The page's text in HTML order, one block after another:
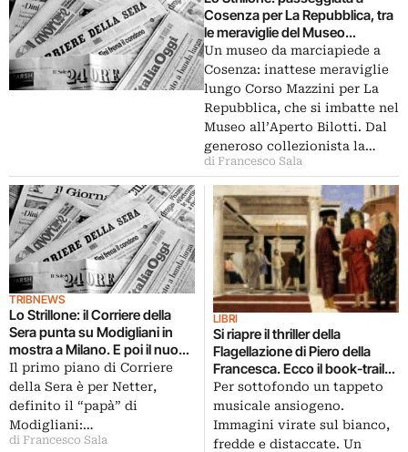
Cosenza per La Repubblica, tra
le meraviglie del Museo
all’Aperto Bilotti. E poi libri
antichi in mostra ma senza
Dell’Utri, Manet al cinema, l’arte
sacra di Manzù…
Un museo da marciapiede a
Cosenza: inattese meraviglie
lungo Corso Mazzini per La
Repubblica, che si imbatte nel
Museo all’Aperto Bilotti. Dal
generoso collezionista la…
di Francesco Sala
TRIBNEWS
Lo Strillone: il Corriere della
Sera punta su Modigliani in
mostra a Milano. E poi il nuovo
libro di Dan Brown, Bartolini da
De Carlo, cinema d’artista a
Catanzaro…
Il primo piano di Corriere
della Sera è per Netter,
definito il “papà” di
Modigliani:…
di Francesco Sala
LIBRI
Si riapre il thriller della
Flagellazione di Piero della
Francesca. Ecco il book-trailer
del libro che vuole scardinare
secoli di identificazioni:
frugando tra i segreti di casa
Montefeltro
Per sottofondo un tappeto
musicale ansiogeno.
Immagini virate sul bianco,
fredde e distaccate. Un